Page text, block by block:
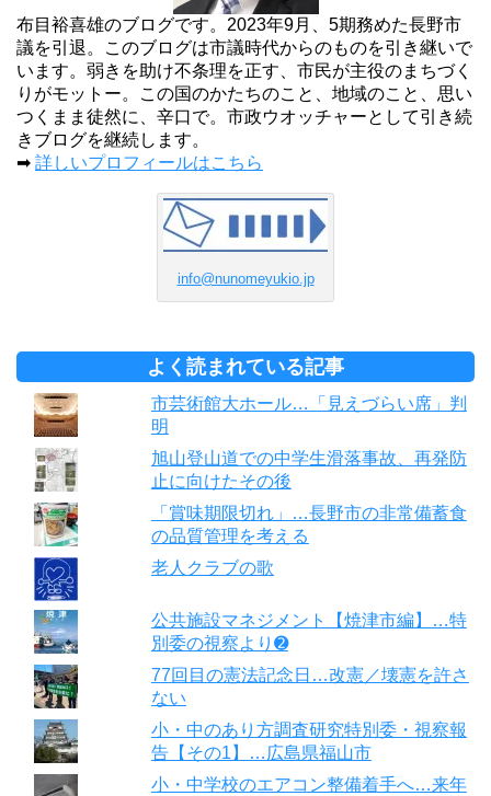
布目裕喜雄のブログです。2023年9月、5期務めた長野市
議を引退。このブログは市議時代からのものを引き継いで
います。弱きを助け不条理を正す、市民が主役のまちづく
りがモットー。この国のかたちのこと、地域のこと、思い
つくまま徒然に、辛口で。市政ウオッチャーとして引き続
きブログを継続します。
➡ 詳しいプロフィールはこちら
info@nunomeyukio.jp
よく読まれている記事
市芸術館大ホール…「見えづらい席」判
明
旭山登山道での中学生滑落事故、再発防
止に向けたその後
「賞味期限切れ」…長野市の非常備蓄食
の品質管理を考える
老人クラブの歌
公共施設マネジメント【焼津市編】…特
別委の視察より➋
77回目の憲法記念日…改憲／壊憲を許さ
ない
小・中のあり方調査研究特別委・視察報
告【その1】…広島県福山市
小・中学校のエアコン整備着手へ…来年